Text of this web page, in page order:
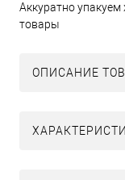
Аккуратно упакуем
товары
ОПИСАНИЕ